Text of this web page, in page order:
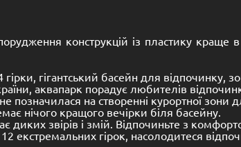
конструкцій із пластику
гігантський басейн для відпочинку,
аквапарк порадує любителів
позначилася на створенні курортної зони
нічого кращого вечірки біля басейну.
диких звірів і змій. Відпочиньте з
екстремальних гірок, насолодитеся